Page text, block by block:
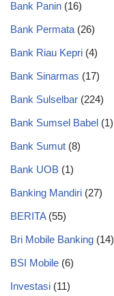
Bank Panin (16)
Bank Permata (26)
Bank Riau Kepri (4)
Bank Sinarmas (17)
Bank Sulselbar (224)
Bank Sumsel Babel (1)
Bank Sumut (8)
Bank UOB (1)
Banking Mandiri (27)
BERITA(55)
Bri Mobile Banking (14)
BSI Mobile (6)
Investasi (11)